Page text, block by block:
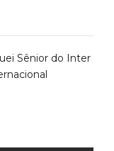
Sênior do Inter